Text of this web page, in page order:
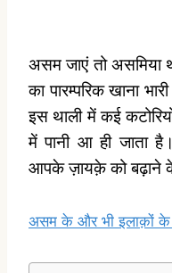
असम जाएं तो असमिया
का पारम्परिक खाना
इस थाली में कई
में पानी आ ही जाता
आपके ज़ायक़े को बढ़ाने के
असम के और भी इलाक़ों के